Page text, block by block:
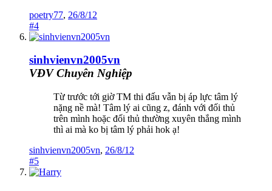
poetry77, 26/8/12
#4
sinhvienvn2005vn
VĐV Chuyên Nghiệp
Từ trước tới giờ TM thi đấu vẫn bị áp lực tâm lý
nặng nề mà! Tâm lý ai cũng z, đánh với đối thủ
trên mình hoặc đối thủ thường xuyên thắng mình
thì ai mà ko bị tâm lý phải hok ạ!
sinhvienvn2005vn, 26/8/12
#5